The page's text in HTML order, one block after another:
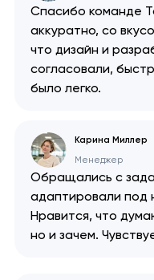
Спасибо команде
аккуратно, со
что дизайн и
согласовали,
было легко.
Карина Миллер
Менеджер
Обращались с
адаптировали под
Нравится, что
но и зачем.
Мы